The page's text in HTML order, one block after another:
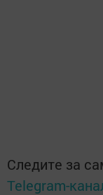
Следите за
Telegram-